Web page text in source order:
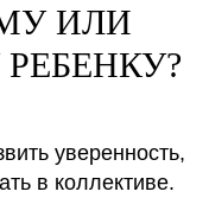
ИЛИ
уверенность,
в коллективе.